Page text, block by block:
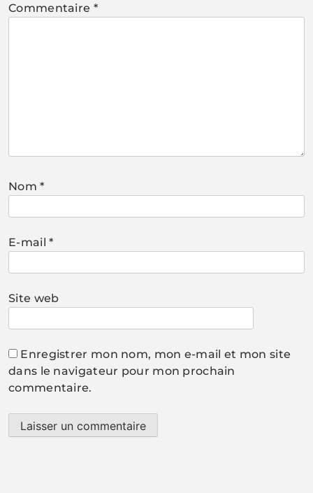
Commentaire *
Nom*
E-mail*
Site web
Enregistrer mon nom, mon e-mail et mon site
dans le navigateur pour mon prochain
commentaire.